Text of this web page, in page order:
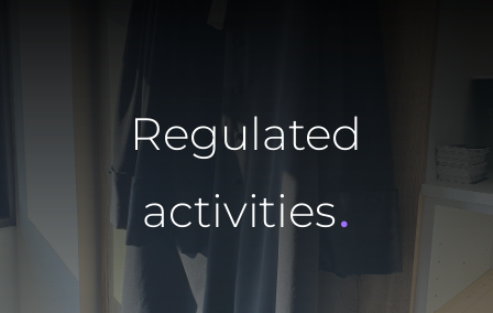
Regulated
activities.